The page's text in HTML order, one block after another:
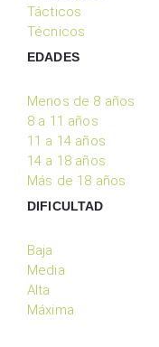
Tácticos
Técnicos
EDADES
Menos de 8 años
8 a 11 años
11 a 14 años
14 a 18 años
Más de 18 años
DIFICULTAD
Baja
Media
Alta
Máxima